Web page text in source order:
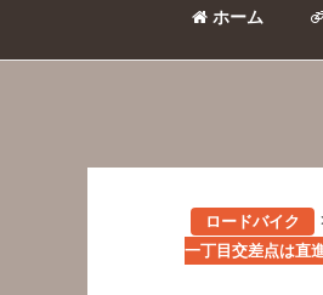
ホーム
ロードバイク
一丁目交差点は直